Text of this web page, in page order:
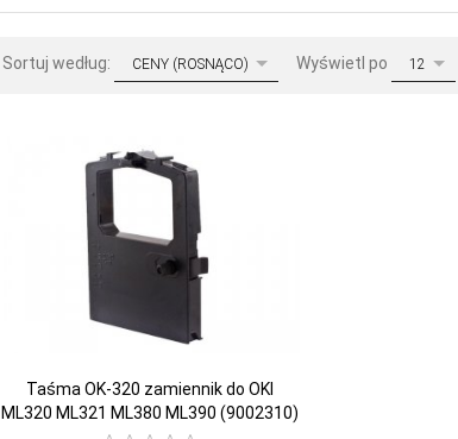
Sortuj według: sortCENY (ROSNĄCO) Wyświetl po pop12
Taśma OK-320 zamiennik do OKI
ML320 ML321 ML380 ML390 (9002310)